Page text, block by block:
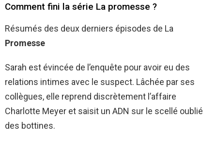
Comment fini la série La promesse ?
Résumés des deux derniers épisodes de La
Promesse
Sarah est évincée de l’enquête pour avoir eu des
relations intimes avec le suspect. Lâchée par ses
collègues, elle reprend discrètement l’affaire
Charlotte Meyer et saisit un ADN sur le scellé oublié
des bottines.